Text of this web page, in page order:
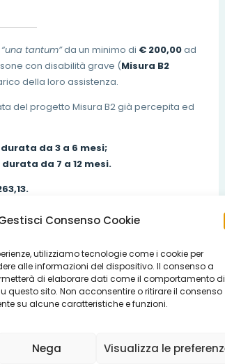
Consenso Cookie
utilizziamo tecnologie come i cookie per
alle informazioni del dispositivo. Il consenso a
di elaborare dati come il comportamento di
questo sito. Non acconsentire o ritirare il consenso
su alcune caratteristiche e funzioni.
Nega Visualizza le
“una tantum”da un minimo di € 200,00ad
con disabilità grave (Misura B2
della loro assistenza.
del progetto Misura B2 già percepita ed
da 3 a 6 mesi;
da 7 a 12 mesi.
residenti in Regione Lombardia, con
2020) per almeno tre mesi consecutivi nel
sito istituzionale del Comune di